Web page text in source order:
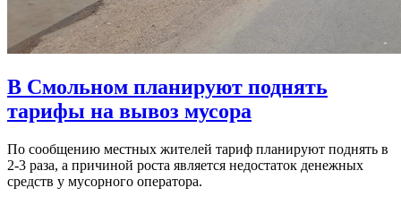
В Смольном планируют поднять
тарифы на вывоз мусора
По сообщению местных жителей тариф планируют поднять в
2-3 раза, а причиной роста является недостаток денежных
средств у мусорного оператора.